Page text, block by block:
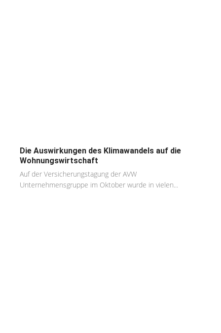
Die Auswirkungen des Klimawandels auf die
Wohnungswirtschaft
Auf der Versicherungstagung der AVW
Unternehmensgruppe im Oktober wurde in vielen...